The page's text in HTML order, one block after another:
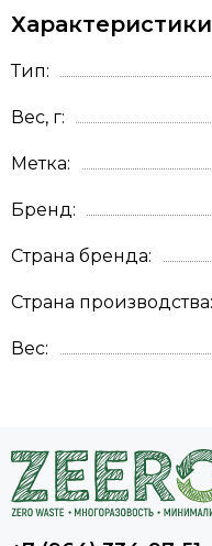
Характеристики
Тип
Вес, г
Метка
Бренд
Страна бренда
Страна производства
Вес